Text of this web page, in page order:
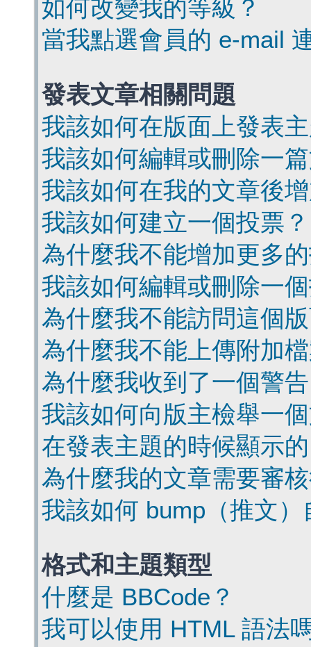
如何改變我的等級？
當我點選會員的 e-mail
發表文章相關問題
我該如何在版面上發表
我該如何編輯或刪除一
我該如何在我的文章後
我該如何建立一個投票？
為什麼我不能增加更多
我該如何編輯或刪除一
為什麼我不能訪問這個
為什麼我不能上傳附加
為什麼我收到了一個警
我該如何向版主檢舉一
在發表主題的時候顯示
為什麼我的文章需要審
我該如何 bump（推文
格式和主題類型
什麼是 BBCode？
我可以使用 HTML 語法